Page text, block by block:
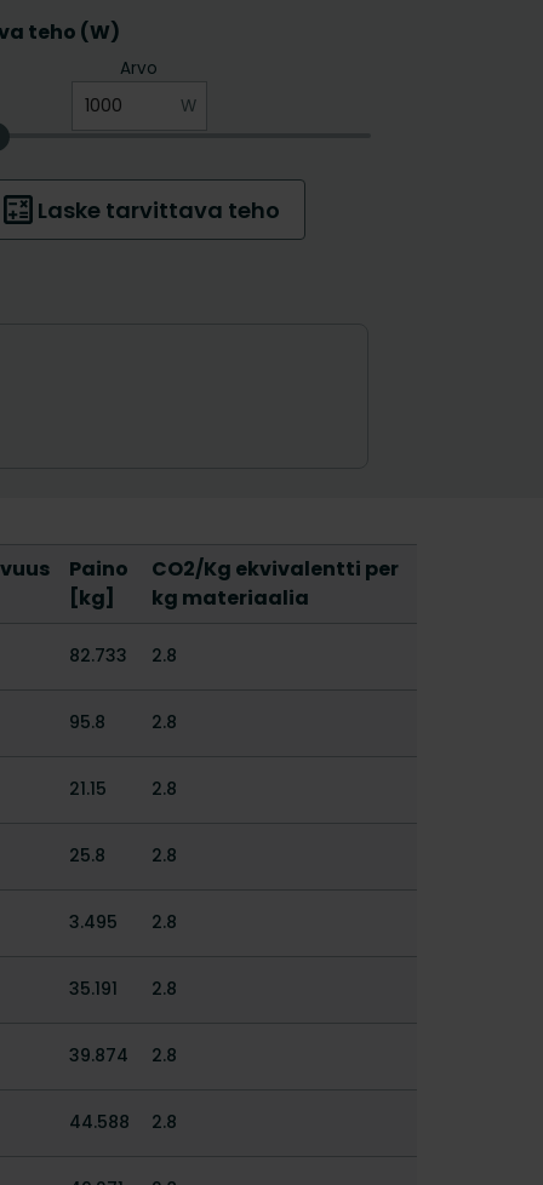
Paino
[kg]
CO2/Kg ekvivalentti per
kg materiaalia
82.733 2.8
95.8 2.8
21.15 2.8
25.8 2.8
3.495 2.8
35.191 2.8
39.874 2.8
44.588 2.8